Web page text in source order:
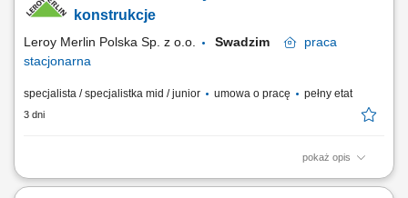
konstrukcje
Leroy Merlin Polska Sp. z o.o. Swadzim
praca
stacjonarna
specjalista / specjalistka mid / junior umowa o pracę pełny etat
3 dni
pokaż opis
Co będziesz robić? Twój start z Buddym: przez pierwsze 4 miesiące